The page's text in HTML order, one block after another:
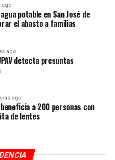
ago
potable en San José de
el abasto a familias
ago
detecta presuntas
ago
a 200 personas con
de lentes